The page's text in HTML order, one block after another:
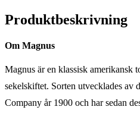
Produktbeskrivning
Om Magnus
Magnus är en klassisk amerikansk
sekelskiftet. Sorten utvecklades av
Company år 1900 och har sedan